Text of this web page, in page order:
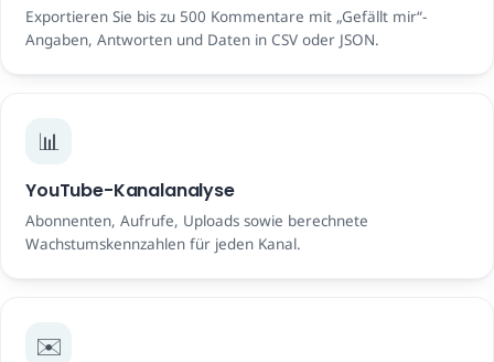
Exportieren Sie bis zu 500 Kommentare mit „Gefällt mir“-
Angaben, Antworten und Daten in CSV oder JSON.
📊
YouTube-Kanalanalyse
Abonnenten, Aufrufe, Uploads sowie berechnete
Wachstumskennzahlen für jeden Kanal.
✉️